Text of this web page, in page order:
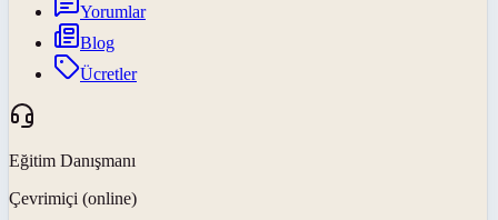
Yorumlar
Blog
Ücretler
Eğitim Danışmanı
Çevrimiçi (online)